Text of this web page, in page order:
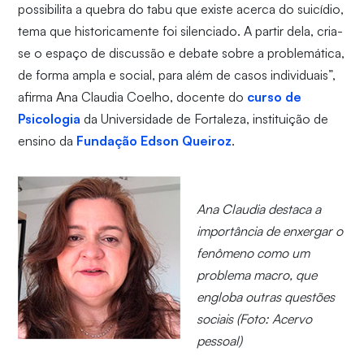
possibilita a quebra do tabu que existe acerca do suicídio,
tema que historicamente foi silenciado. A partir dela, cria-
se o espaço de discussão e debate sobre a problemática,
de forma ampla e social, para além de casos individuais”,
afirma Ana Claudia Coelho, docente do curso de
Psicologia da Universidade de Fortaleza, instituição de
ensino da Fundação Edson Queiroz.
Ana Claudia destaca a
importância de enxergar o
fenômeno como um
problema macro, que
engloba outras questões
sociais (Foto: Acervo
pessoal)